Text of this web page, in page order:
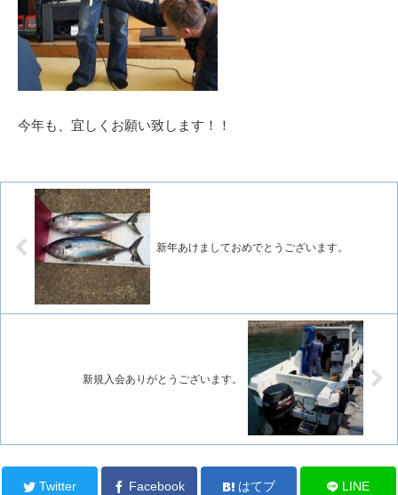
今年も、宜しくお願い致します！！
新年あけましておめでとうございます。
新規入会ありがとうございます。
Twitter Facebook はてブ LINE